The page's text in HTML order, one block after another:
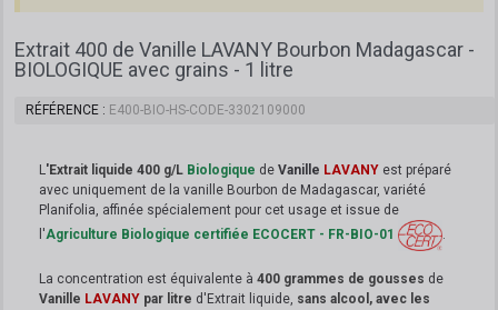
Extrait 400 de Vanille LAVANY Bourbon Madagascar -
BIOLOGIQUE avec grains - 1 litre
RÉFÉRENCE E400-BIO-HS-CODE-3302109000
L'Extrait liquide 400 g/L Biologique de Vanille LAVANY est préparé
avec uniquement de la vanille Bourbon de Madagascar, variété
Planifolia, affinée spécialement pour cet usage et issue de
l'Agriculture Biologique certifiée ECOCERT - FR-BIO-01 .
La concentration est équivalente à 400 grammes de gousses de
Vanille LAVANY par litre d'Extrait liquide, sans alcool, avec les